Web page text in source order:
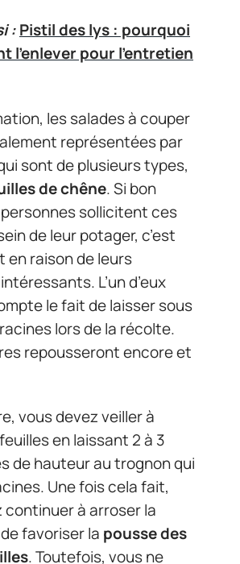
:Pistil des lys : pourquoi
l'enlever pour l'entretien
les salades à couper
représentées par
sont de plusieurs types,
de chêne. Si bon
sollicitent ces
de leur potager, c’est
en raison de leurs
L’un d’eux
le fait de laisser sous
lors de la récolte.
repousseront encore et
vous devez veiller à
en laissant 2 à 3
de hauteur au trognon qui
Une fois cela fait,
continuer à arroser la
favoriser la pousse des
. Toutefois, vous ne